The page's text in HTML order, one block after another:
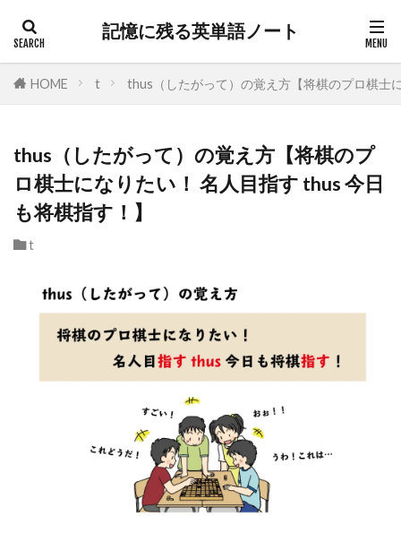
記憶に残る英単語ノート
HOME t thus（したがって）の覚え方【将棋のプロ棋士
thus（したがって）の覚え方【将棋のプ
ロ棋士になりたい！ 名人目指す thus 今日
も将棋指す！】
t